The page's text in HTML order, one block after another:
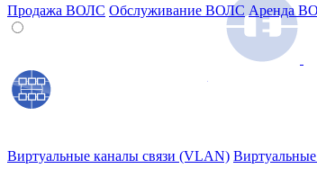
Продажа ВОЛС Обслуживание ВОЛС Аренда
Виртуальные каналы связи (VLAN)